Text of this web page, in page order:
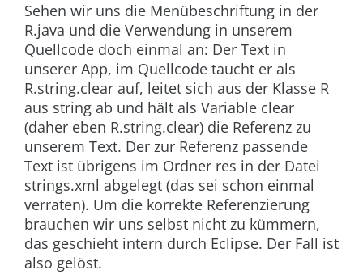
Sehen wir uns die Menübeschriftung in der
R.java und die Verwendung in unserem
Quellcode doch einmal an: Der Text in
unserer App, im Quellcode taucht er als
R.string.clear auf, leitet sich aus der Klasse R
aus string ab und hält als Variable clear
(daher eben R.string.clear) die Referenz zu
unserem Text. Der zur Referenz passende
Text ist übrigens im Ordner res in der Datei
strings.xml abgelegt (das sei schon einmal
verraten). Um die korrekte Referenzierung
brauchen wir uns selbst nicht zu kümmern,
das geschieht intern durch Eclipse. Der Fall ist
also gelöst.